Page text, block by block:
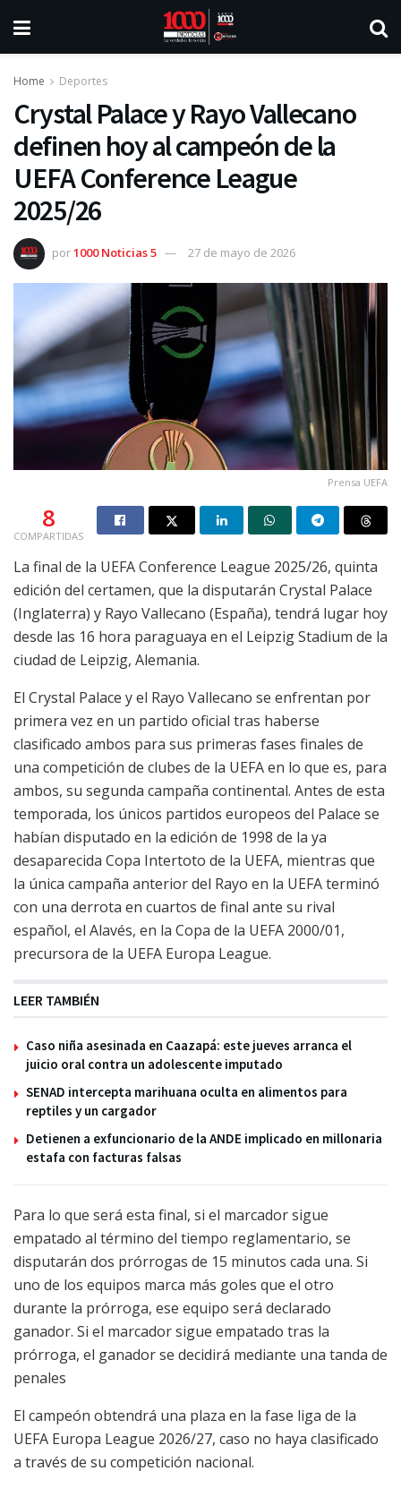
Home Deportes
Crystal Palace y Rayo Vallecano
definen hoy al campeón de la
UEFA Conference League
2025/26
por1000 Noticias 5 27 de mayo de 2026
Prensa UEFA
8
COMPARTIDAS
La final de la UEFA Conference League 2025/26, quinta
edición del certamen, que la disputarán Crystal Palace
(Inglaterra) y Rayo Vallecano (España), tendrá lugar hoy
desde las 16 hora paraguaya en el Leipzig Stadium de la
ciudad de Leipzig, Alemania.
El Crystal Palace y el Rayo Vallecano se enfrentan por
primera vez en un partido oficial tras haberse
clasificado ambos para sus primeras fases finales de
una competición de clubes de la UEFA en lo que es, para
ambos, su segunda campaña continental. Antes de esta
temporada, los únicos partidos europeos del Palace se
habían disputado en la edición de 1998 de la ya
desaparecida Copa Intertoto de la UEFA, mientras que
la única campaña anterior del Rayo en la UEFA terminó
con una derrota en cuartos de final ante su rival
español, el Alavés, en la Copa de la UEFA 2000/01,
precursora de la UEFA Europa League.
LEER TAMBIÉN
Caso niña asesinada en Caazapá: este jueves arranca el
juicio oral contra un adolescente imputado
SENAD intercepta marihuana oculta en alimentos para
reptiles y un cargador
Detienen a exfuncionario de la ANDE implicado en millonaria
estafa con facturas falsas
Para lo que será esta final, si el marcador sigue
empatado al término del tiempo reglamentario, se
disputarán dos prórrogas de 15 minutos cada una. Si
uno de los equipos marca más goles que el otro
durante la prórroga, ese equipo será declarado
ganador. Si el marcador sigue empatado tras la
prórroga, el ganador se decidirá mediante una tanda de
penales
El campeón obtendrá una plaza en la fase liga de la
UEFA Europa League 2026/27, caso no haya clasificado
a través de su competición nacional.